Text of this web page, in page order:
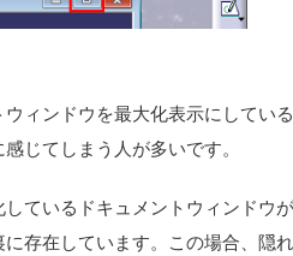
ウィンドウを最大化表示にしてい
じてしまう人が多いです。
しているドキュメントウィンドウ
に存在しています。この場合、隠